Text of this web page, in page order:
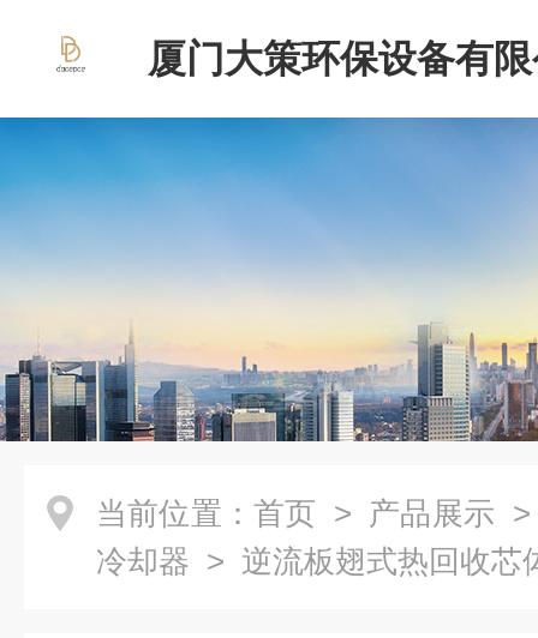
厦门大策环保设备有
当前位置： 首页 > 产品展示
冷却器 > 逆流板翅式热回收芯